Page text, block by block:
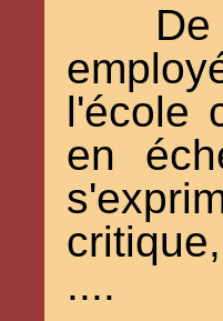
l'école
en
....